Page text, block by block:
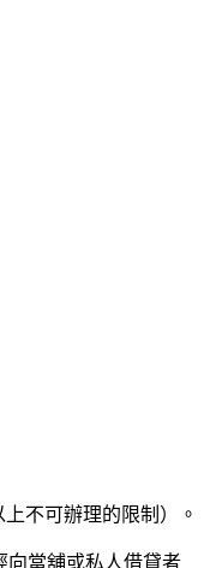
不可辦理的限制）。
向當舖或私人借貸者